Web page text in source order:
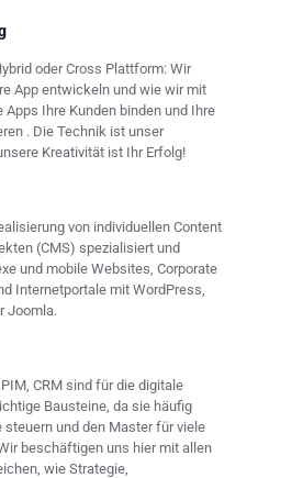
oder Cross Plattform: Wir
App entwickeln und wie wir mit
Apps Ihre Kunden binden und Ihre
. Die Technik ist unser
Kreativität ist Ihr Erfolg!
von individuellen Content
(CMS) spezialisiert und
und mobile Websites, Corporate
Internetportale mit WordPress,
Joomla.
CRM sind für die digitale
Bausteine, da sie häufig
und den Master für viele
beschäftigen uns hier mit allen
wie Strategie,